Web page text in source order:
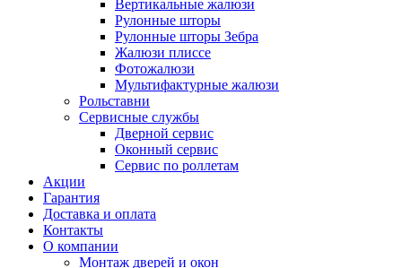
Вертикальные жалюзи
Рулонные шторы
Рулонные шторы Зебра
Жалюзи плиссе
Фотожалюзи
Мультифактурные жалюзи
Рольставни
Сервисные службы
Дверной сервис
Оконный сервис
Сервис по роллетам
Акции
Гарантия
Доставка и оплата
Контакты
О компании
Монтаж дверей и окон